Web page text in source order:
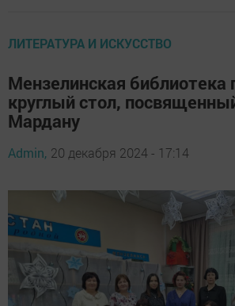
ЛИТЕРАТУРА И ИСКУССТВО
Мензелинская библиотека
круглый стол,
Мардану
Admin, 20 декабря 2024 - 17:14